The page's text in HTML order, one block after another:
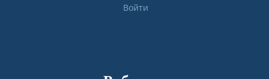
Войти